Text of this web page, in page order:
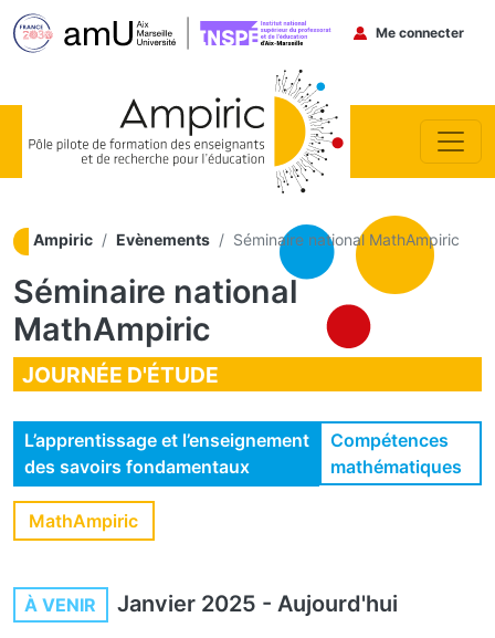
Menu du
Me connecter
Ampiric Evènements Séminaire national MathAmpiric
Séminaire national
MathAmpiric
JOURNÉE D'ÉTUDE
L’apprentissage et l’enseignement
des savoirs fondamentaux
Compétences
mathématiques
MathAmpiric
À VENIR Janvier 2025 - Aujourd'hui